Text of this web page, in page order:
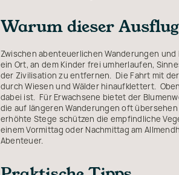
Warum dieser
Zwischen abenteuerlichen Wanderungen
ein Ort, an dem Kinder frei umherlaufen,
der Zivilisation zu entfernen. Die Fahrt mit
durch Wiesen und Wälder hinaufklettert.
dabei ist. Für Erwachsene bietet der
die auf längeren Wanderungen oft
erhöhte Stege schützen die empfindliche
einem Vormittag oder Nachmittag am
Abenteuer.